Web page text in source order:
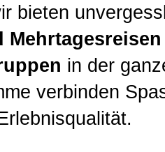
bieten
Mehrtagesreisen
in der
verbinden